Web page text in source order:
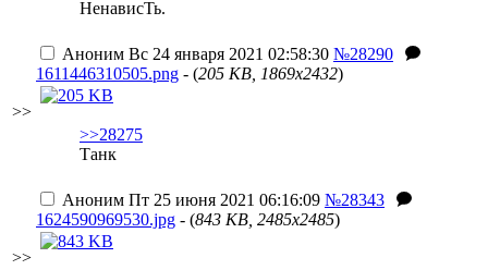
НенависТь.
>>
Аноним Вс 24 января 2021 02:58:30 №28290
1611446310505.png - (205 KB, 1869x2432)
>>28275
Танк
>>
Аноним Пт 25 июня 2021 06:16:09 №28343
1624590969530.jpg - (843 KB, 2485x2485)